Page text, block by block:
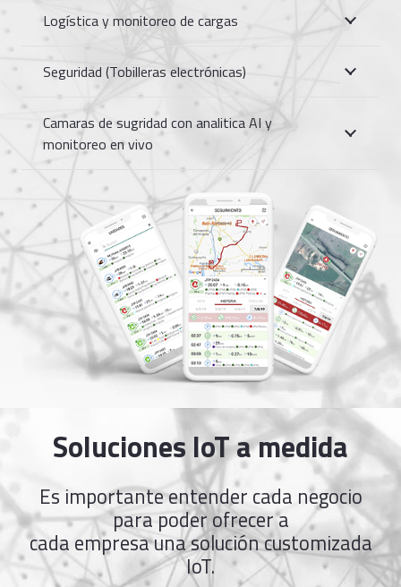
Logística y monitoreo de cargas
Seguridad (Tobilleras electrónicas)
Camaras de sugridad con analitica AI y
monitoreo en vivo
Soluciones IoT a medida
Es importante entender cada negocio
para poder ofrecer a
cada empresa una solución customizada
IoT.